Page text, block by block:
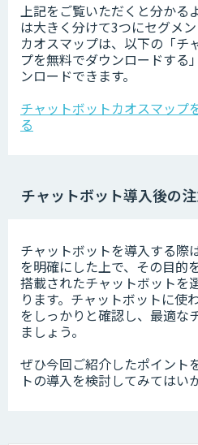
上記をご覧いただくと分かる
は大きく分けて3つにセグメ
カオスマップは、以下の「チ
プを無料でダウンロードする
ンロードできます。
チャットボットカオスマップ
る
チャットボット導入後の
チャットボットを導入する際
を明確にした上で、その目的
搭載されたチャットボットを
ります。チャットボットに使
をしっかりと確認し、最適な
ましょう。
ぜひ今回ご紹介したポイント
トの導入を検討してみてはい